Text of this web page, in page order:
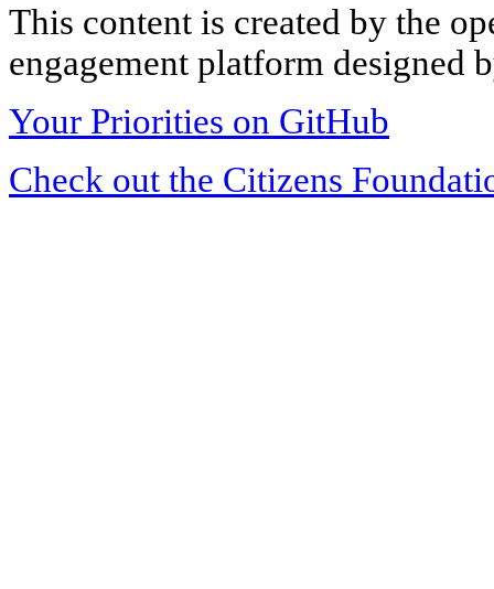
This content is created by the
engagement platform designed
Your Priorities on GitHub
Check out the Citizens